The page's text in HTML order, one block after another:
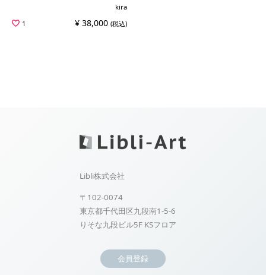
kira
1
¥ 38,000 (税込)
Libli株式会社
〒102-0074
東京都千代田区九段南1-5-6
りそな九段ビル5F KSフロア
会員登録